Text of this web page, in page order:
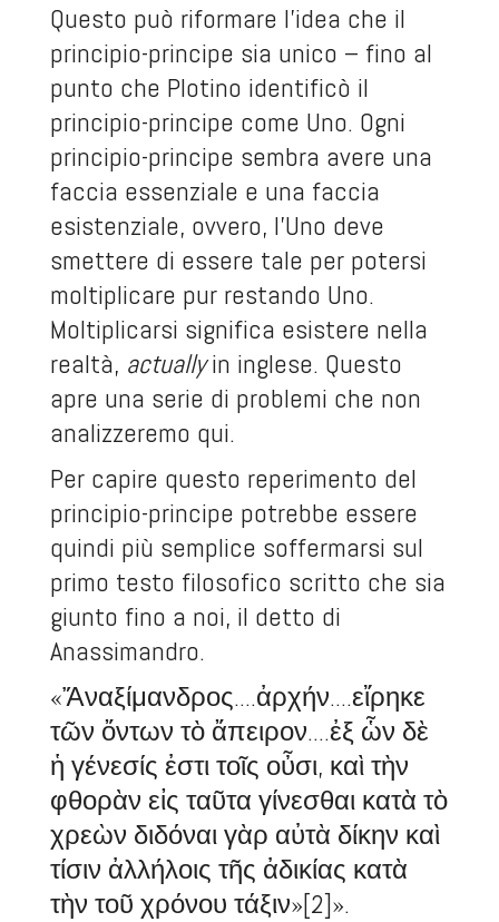
Questo può riformare l’idea che il
principio-principe sia unico – fino al
punto che Plotino identificò il
principio-principe come Uno. Ogni
principio-principe sembra avere una
faccia essenziale e una faccia
esistenziale, ovvero, l’Uno deve
smettere di essere tale per potersi
moltiplicare pur restando Uno.
Moltiplicarsi significa esistere nella
realtà, actuallyin inglese. Questo
apre una serie di problemi che non
analizzeremo qui.
Per capire questo reperimento del
principio-principe potrebbe essere
quindi più semplice soffermarsi sul
primo testo filosofico scritto che sia
giunto fino a noi, il detto di
Anassimandro.
«Ἄναξίμανδρος....ἀρχήν....εἴρηκε
τῶν ὄντων τὸ ἄπειρον....ἐξ ὧν δὲ
ἡ γένεσίς ἐστι τοῖς οὖσι, καὶ τὴν
φθορὰν εἰς ταῦτα γίνεσθαι κατὰ τὸ
χρεὼν διδόναι γὰρ αὐτὰ δίκην καὶ
τίσιν ἀλλήλοις τῆς ἀδικίας κατὰ
τὴν τοῦ χρόνου τάξιν»[2]».